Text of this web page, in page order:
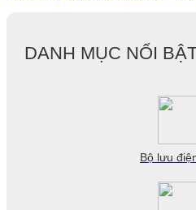
DANH MỤC NỔI
Bộ lưu